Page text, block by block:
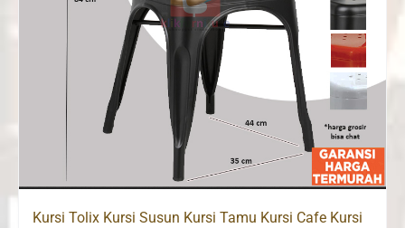
Kursi Tolix Kursi Susun Kursi Tamu Kursi Cafe Kursi